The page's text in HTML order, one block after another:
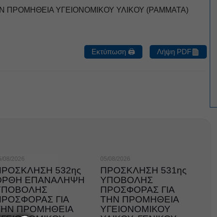
ΠΡΟΜΗΘΕΙΑ ΥΓΕΙΟΝΟΜΙΚΟΥ ΥΛΙΚΟΥ (ΡΑΜΜΑΤΑ)
Εκτύπωση 🖨 Λήψη PDF
08/2026
532ης
ΕΠΑΝΑΛΗΨΗ
ΓΙΑ
ΠΡΟΜΗΘΕΙΑ
05/08/2026
ΠΡΟΣΚΛΗΣΗ 531ης
ΥΠΟΒΟΛΗΣ
ΠΡΟΣΦΟΡΑΣ ΓΙΑ
ΤΗΝ ΠΡΟΜΗΘΕΙΑ
ΥΓΕΙΟΝΟΜΙΚΟΥ